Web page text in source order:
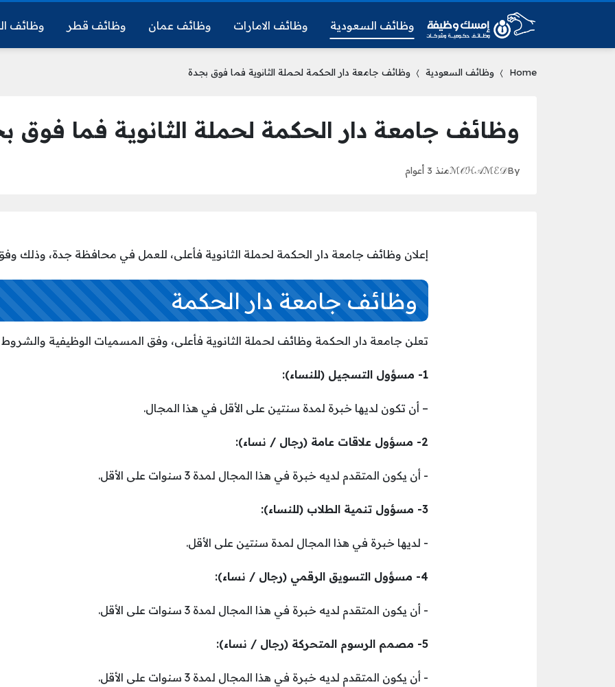
وظائف السعودية وظائف الامارات وظائف عمان وظائف قطر وظائف
Home وظائف السعودية وظائف جامعة دار الحكمة لحملة الثانوية فما فوق بجدة
وظائف جامعة دار الحكمة لحملة الثانوية فما فوق
By
ℳ𝒪ℋ𝒜ℳℰ𝒟منذ 3 أعوام
إعلان وظائف جامعة دار الحكمة لحملة الثانوية فأعلى، للعمل في محافظة جدة، وذلك وفق
وظائف جامعة دار الحكمة
تعلن جامعة دار الحكمة وظائف لحملة الثانوية فأعلى، وفق المسميات الوظيفية والشروط
1- مسؤول التسجيل (للنساء):
– أن تكون لديها خبرة لمدة سنتين على الأقل في هذا المجال.
2- مسؤول علاقات عامة (رجال / نساء):
­- أن يكون المتقدم لديه خبرة في هذا المجال لمدة 3 سنوات على الأقل.
3- مسؤول تنمية الطلاب (للنساء):
­- لديها خبرة في هذا المجال لمدة سنتين على الأقل.
4- مسؤول التسويق الرقمي (رجال / نساء):
­- أن يكون المتقدم لديه خبرة في هذا المجال لمدة 3 سنوات على الأقل.
5- مصمم الرسوم المتحركة (رجال / نساء):
­- أن يكون المتقدم لديه خبرة في هذا المجال لمدة 3 سنوات على الأقل.